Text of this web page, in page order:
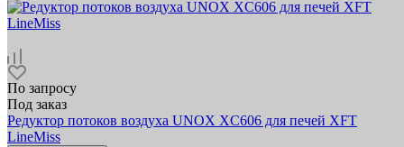
По запросу
Под заказ
Редуктор потоков воздуха UNOX XC606 для печей XFT
LineMiss